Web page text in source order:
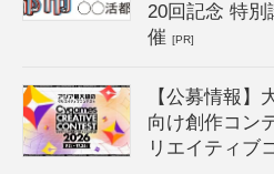
20回記念 特別
催[PR]
【公募情報】
向け創作コン
リエイティブ